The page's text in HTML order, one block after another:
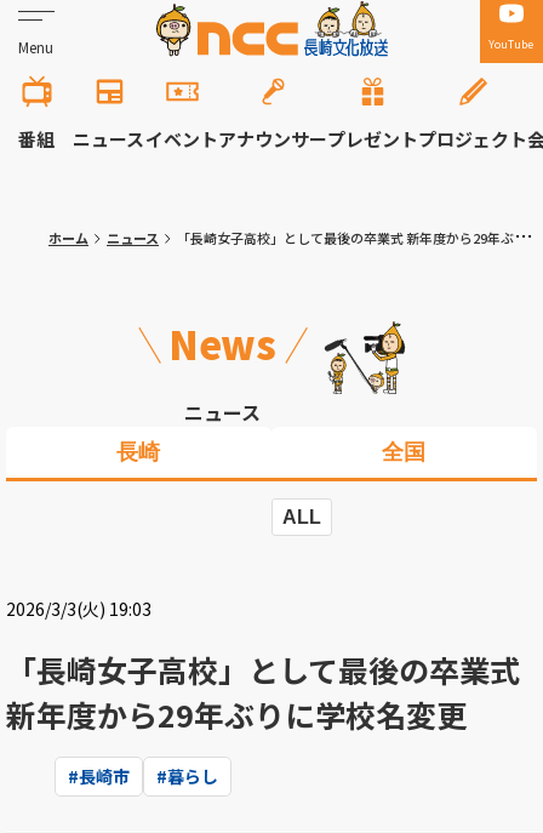
Menu YouTube
番組 ニュースイベントアナウンサープレゼントプロジェクト
ホーム ニュース 「長崎女子高校」として最後の卒業式 新年度から29年ぶりに学校名変更
News
ニュース
長崎 全国
ALL
2026/3/3(火) 19:03
「長崎女子高校」として最後の卒業式
新年度から29年ぶりに学校名変更
#長崎市 #暮らし